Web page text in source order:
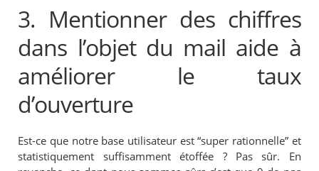
3. Mentionner des chiffres
dans l’objet du mail aide à
améliorer le taux
d’ouverture
Est-ce que notre base utilisateur est “super rationnelle” et
statistiquement suffisamment étoffée ? Pas sûr. En